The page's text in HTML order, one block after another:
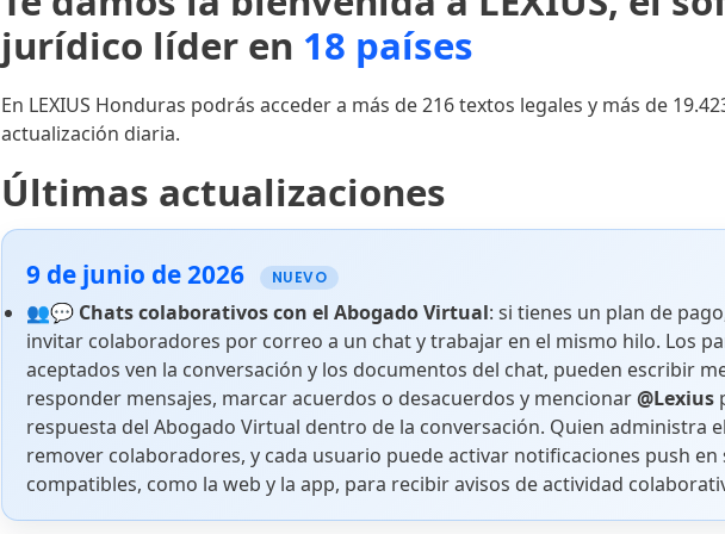
jurídico líder en 18 países
En LEXIUS Honduras podrás acceder a más de 216 textos legales y más de
actualización diaria.
Últimas actualizaciones
9 de junio de 2026 NUEVO
👥💬 Chats colaborativos con el Abogado Virtual: si tienes un plan de
invitar colaboradores por correo a un chat y trabajar en el mismo hilo. Los
aceptados ven la conversación y los documentos del chat, pueden escribir
responder mensajes, marcar acuerdos o desacuerdos y mencionar@Lexius
respuesta del Abogado Virtual dentro de la conversación. Quien administra
remover colaboradores, y cada usuario puede activar notificaciones push en
compatibles, como la web y la app, para recibir avisos de actividad
Corte Suprema de Justicia
Sala de lo Civil
Sala de lo Penal
¿Tienes dudas acerca de cómo usar la aplicación? Visita